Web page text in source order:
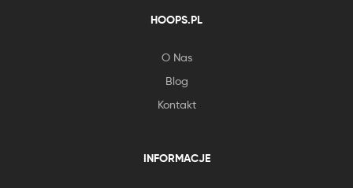
HOOPS.PL
O Nas
Blog
Kontakt
INFORMACJE